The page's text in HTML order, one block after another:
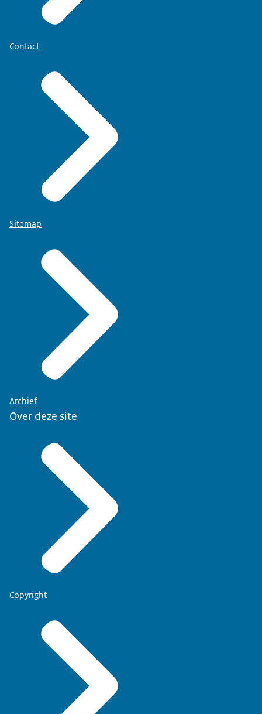
Contact
Sitemap
Archief
Over deze site
Copyright